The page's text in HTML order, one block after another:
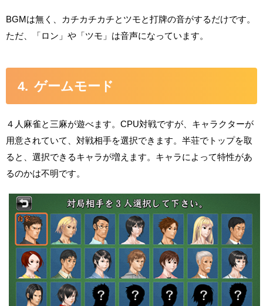
BGMは無く、カチカチカチとツモと打牌の音がするだけです。
ただ、「ロン」や「ツモ」は音声になっています。
ゲームモード
４人麻雀と三麻が遊べます。CPU対戦ですが、キャラクターが
用意されていて、対戦相手を選択できます。半荘でトップを取
ると、選択できるキャラが増えます。キャラによって特性があ
るのかは不明です。